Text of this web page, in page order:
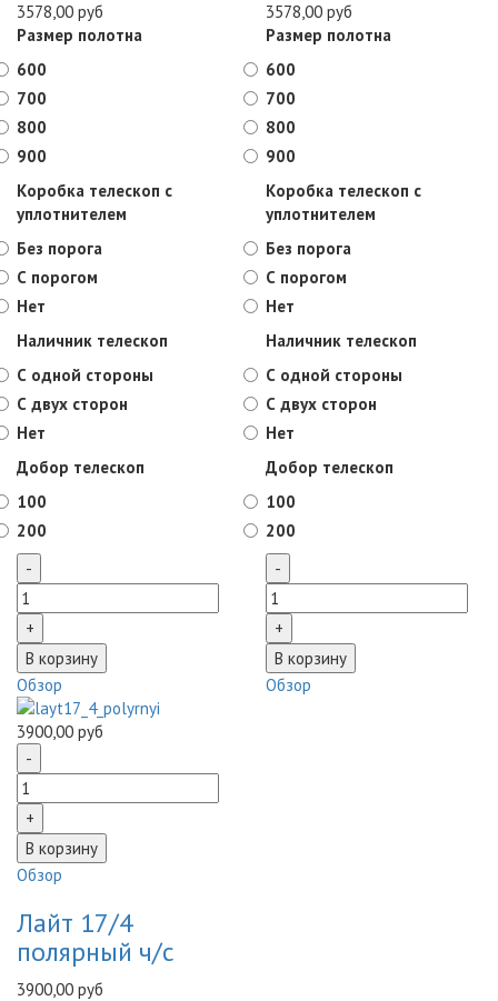
3578,00 руб
Размер полотна
600
700
800
900
Коробка телескоп с
уплотнителем
Без порога
С порогом
Нет
Наличник телескоп
С одной стороны
С двух сторон
Нет
Добор телескоп
100
200
Обзор
3578,00 руб
Размер полотна
600
700
800
900
Коробка телескоп с
уплотнителем
Без порога
С порогом
Нет
Наличник телескоп
С одной стороны
С двух сторон
Нет
Добор телескоп
100
200
Обзор
3900,00 руб
Обзор
Лайт 17/4
полярный ч/с
3900,00 руб